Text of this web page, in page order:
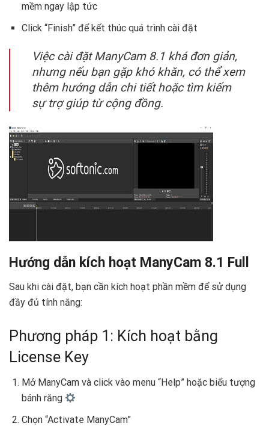
mềm ngay lập tức
Click “Finish” để kết thúc quá trình cài đặt
Việc cài đặt ManyCam 8.1 khá đơn giản,
nhưng nếu bạn gặp khó khăn, có thể xem
thêm hướng dẫn chi tiết hoặc tìm kiếm
sự trợ giúp từ cộng đồng.
Hướng dẫn kích hoạt ManyCam 8.1 Full
Sau khi cài đặt, bạn cần kích hoạt phần mềm để sử dụng
đầy đủ tính năng:
Phương pháp 1: Kích hoạt bằng
License Key
Mở ManyCam và click vào menu “Help” hoặc biểu tượng
bánh răng
Chọn “Activate ManyCam”